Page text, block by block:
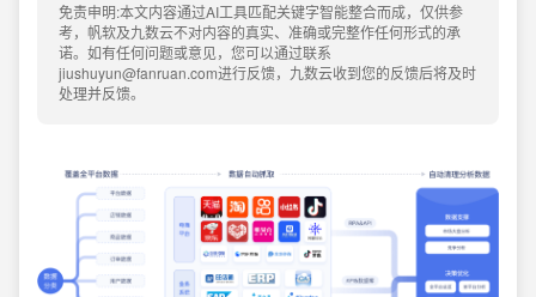
免责申明:本文内容通过AI工具匹配关键字智能整合而成，仅供参
考，帆软及九数云不对内容的真实、准确或完整作任何形式的承
诺。如有任何问题或意见，您可以通过联系
jiushuyun@fanruan.com进行反馈，九数云收到您的反馈后将及时
处理并反馈。